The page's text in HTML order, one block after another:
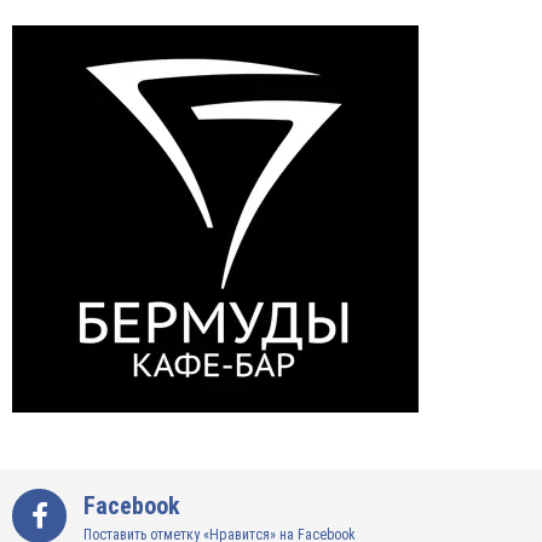
Facebook
Поставить отметку «Нравится» на Facebook